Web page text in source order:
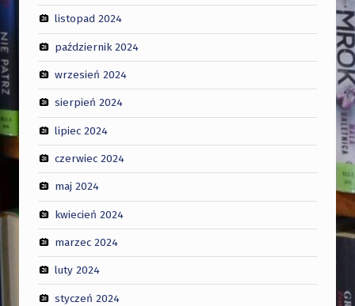
listopad 2024
październik 2024
wrzesień 2024
sierpień 2024
lipiec 2024
czerwiec 2024
maj 2024
kwiecień 2024
marzec 2024
luty 2024
styczeń 2024